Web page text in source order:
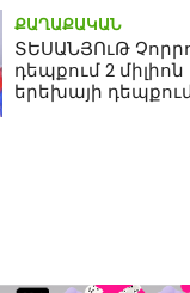
ՔԱՂԱՔԱԿԱՆ
ՏԵՍԱՆՅՈւԹ
դեպքում 2
երեխայի